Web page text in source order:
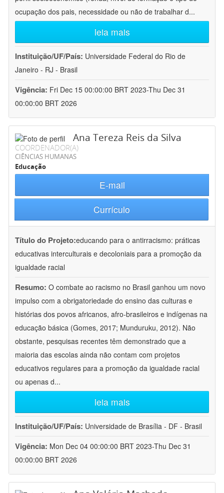
ocupação dos pais, necessidade ou não de trabalhar d...
leia mais
Instituição/UF/País: Universidade Federal do Rio de
Janeiro - RJ - Brasil
Vigência: Fri Dec 15 00:00:00 BRT 2023-Thu Dec 31
00:00:00 BRT 2026
Ana Tereza Reis da Silva
COORDENADOR(A)
CIÊNCIAS HUMANAS
Educação
E-mail
Currículo
Título do Projeto:educando para o antirracismo: práticas
educativas interculturais e decoloniais para a promoção da
igualdade racial
Resumo: O combate ao racismo no Brasil ganhou um novo
impulso com a obrigatoriedade do ensino das culturas e
histórias dos povos africanos, afro-brasileiros e indígenas na
educação básica (Gomes, 2017; Munduruku, 2012). Não
obstante, pesquisas recentes têm demonstrado que a
maioria das escolas ainda não contam com projetos
educativos regulares para a promoção da igualdade racial
ou apenas d...
leia mais
Instituição/UF/País: Universidade de Brasília - DF - Brasil
Vigência: Mon Dec 04 00:00:00 BRT 2023-Thu Dec 31
00:00:00 BRT 2026